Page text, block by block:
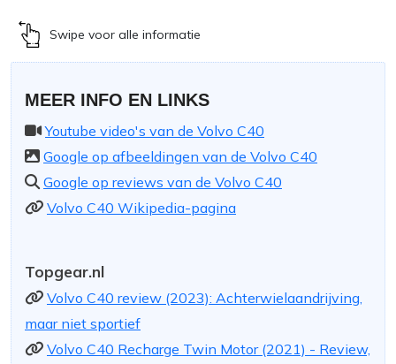
Swipe voor alle informatie
MEER INFO EN LINKS
Youtube video's van de Volvo C40
Google op afbeeldingen van de Volvo C40
Google op reviews van de Volvo C40
Volvo C40 Wikipedia-pagina
Topgear.nl
Volvo C40 review (2023): Achterwielaandrijving,
maar niet sportief
Volvo C40 Recharge Twin Motor (2021) - Review,